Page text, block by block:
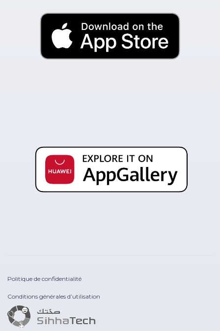
Politique de confidentialité
Conditions générales d’utilisation